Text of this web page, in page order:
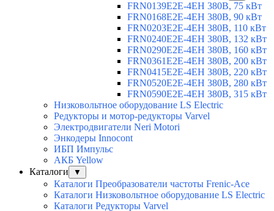
FRN0139E2E-4EH 380В, 75 кВт
FRN0168E2E-4EH 380В, 90 кВт
FRN0203E2E-4EH 380В, 110 кВт
FRN0240E2E-4EH 380В, 132 кВт
FRN0290E2E-4EH 380В, 160 кВт
FRN0361E2E-4EH 380В, 200 кВт
FRN0415E2E-4EH 380В, 220 кВт
FRN0520E2E-4EH 380В, 280 кВт
FRN0590E2E-4EH 380В, 315 кВт
Низковольтное оборудование LS Electric
Редукторы и мотор-редукторы Varvel
Электродвигатели Neri Motori
Энкодеры Innocont
ИБП Импульс
АКБ Yellow
Каталоги
▼
Каталоги Преобразователи частоты Frenic-Ace
Каталоги Низковольтное оборудование LS Electric
Каталоги Редукторы Varvel